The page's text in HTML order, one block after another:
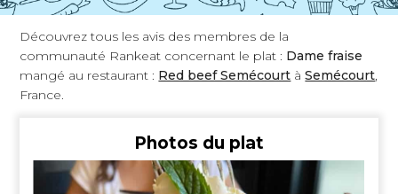
Découvrez tous les avis des membres de la
communauté Rankeat concernant le plat : Dame fraise
mangé au restaurant : Red beef Semécourt àSemécourt,
France.
Photos du plat